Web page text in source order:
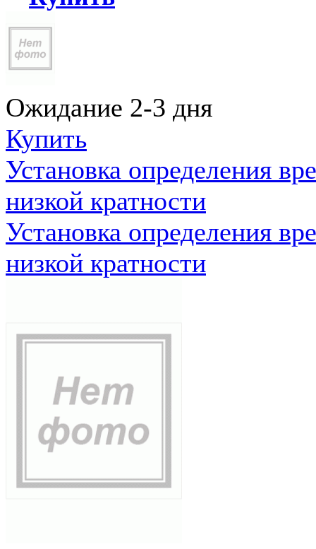
Ожидание 2-3 дня
Купить
Установка определения
низкой кратности
Установка определения
низкой кратности